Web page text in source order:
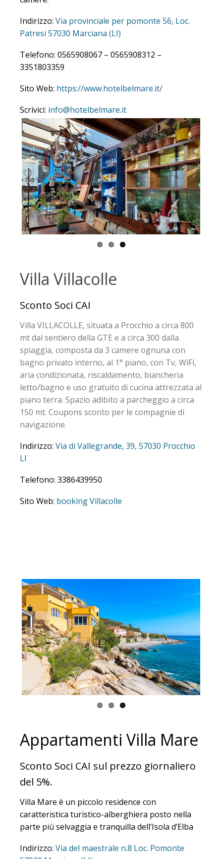
camere.
Indirizzo:Via provinciale per pomonte 56, Loc.
Patresi 57030 Marciana (LI)
Telefono: 0565908067 – 0565908312 –
3351803359
Sito Web: https://www.hotelbelmare.it/
Scrivici:info@hotelbelmare.it
Villa Villacolle
Sconto Soci CAI
Villa VILLACOLLE, situata a Procchio a circa 800
mt dal sentiero della GTE e a circa 300 dalla
spiaggia, composta da 3 camere ognuna con
bagno privato interno, al 1° piano, con Tv, WiFi,
aria condizionata, riscaldamento, biancheria
letto/bagno e uso gratuito di cucina attrezzata al
piano terra. Spazio adibito a parcheggio a circa
150 mt. Coupons sconto per le compagnie di
navigazione.
Indirizzo: Via di Vallegrande, 39, 57030 Procchio
LI
Telefono: 3386439950
Sito Web: booking Villacolle
Appartamenti Villa Mare
Sconto Soci CAI sul prezzo giornaliero
del 5%.
Villa Mare è un piccolo residence con
caratteristica turistico-alberghiera posto nella
parte più selvaggia e tranquilla dell’Isola d’Elba
Indirizzo: Via del maestrale n.8 Loc. Pomonte